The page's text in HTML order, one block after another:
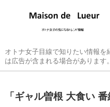
オトナ女子目線で知りたい情報
は広告が含まれる場合があります。
「 ギャル曽根 大食い 番